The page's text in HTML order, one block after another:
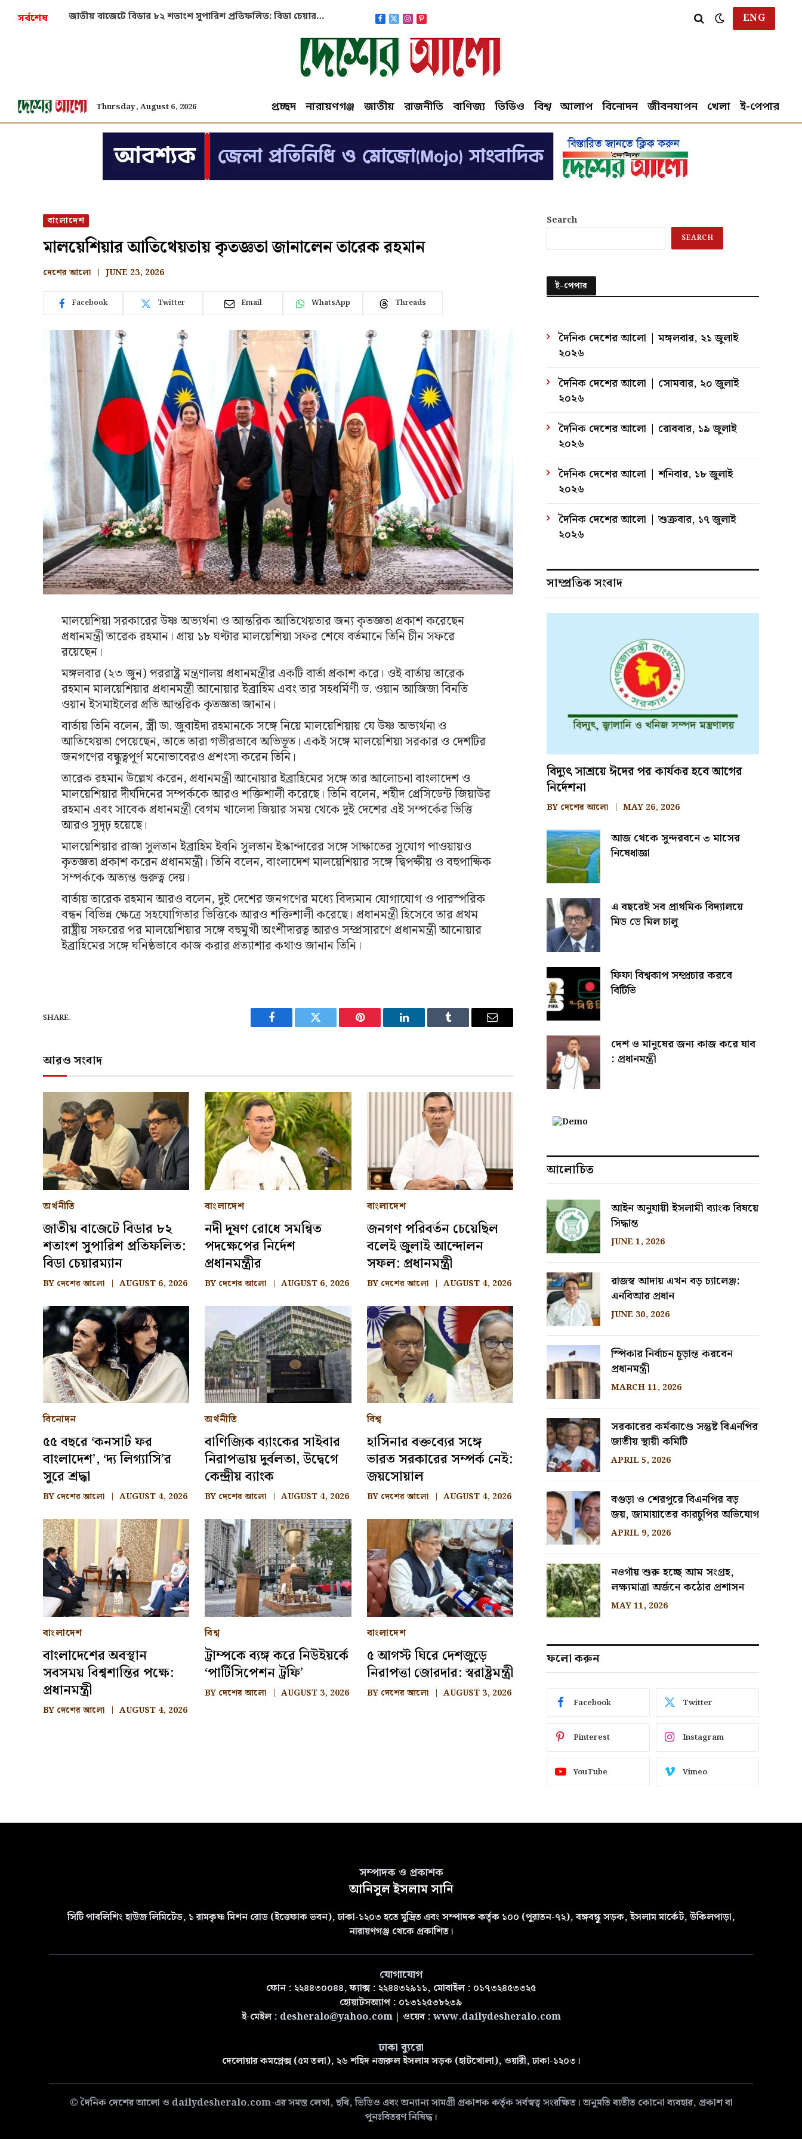
সর্বশেষ নারায়ণগঞ্জে ছাত্রদল-শিবির সংঘর্ষ, আহত ৫
Facebook
X
(Twitter)
Instagram
Pinterest ENG
Thursday, August 6, 2026 প্রচ্ছদ নারায়ণগঞ্জ জাতীয় রাজনীতি বাণিজ্য ভিডিও বিশ্ব আলাপ বিনোদন জীবনযাপন খেলা ই-পেপার
বাংলাদেশ
মালয়েশিয়ার আতিথেয়তায় কৃতজ্ঞতা জানালেন তারেক রহমান
দেশের আলো JUNE 23, 2026
Facebook Twitter Email WhatsApp Threads
মালয়েশিয়া সরকারের উষ্ণ অভ্যর্থনা ও আন্তরিক আতিথেয়তার জন্য কৃতজ্ঞতা প্রকাশ করেছেন
প্রধানমন্ত্রী তারেক রহমান। প্রায় ১৮ ঘণ্টার মালয়েশিয়া সফর শেষে বর্তমানে তিনি চীন সফরে
রয়েছেন।
মঙ্গলবার (২৩ জুন) পররাষ্ট্র মন্ত্রণালয় প্রধানমন্ত্রীর একটি বার্তা প্রকাশ করে। ওই বার্তায় তারেক
রহমান মালয়েশিয়ার প্রধানমন্ত্রী আনোয়ার ইব্রাহিম এবং তার সহধর্মিণী ড. ওয়ান আজিজা বিনতি
ওয়ান ইসমাইলের প্রতি আন্তরিক কৃতজ্ঞতা জানান।
বার্তায় তিনি বলেন, স্ত্রী ডা. জুবাইদা রহমানকে সঙ্গে নিয়ে মালয়েশিয়ায় যে উষ্ণ অভ্যর্থনা ও
আতিথেয়তা পেয়েছেন, তাতে তারা গভীরভাবে অভিভূত। একই সঙ্গে মালয়েশিয়া সরকার ও দেশটির
জনগণের বন্ধুত্বপূর্ণ মনোভাবেরও প্রশংসা করেন তিনি।
তারেক রহমান উল্লেখ করেন, প্রধানমন্ত্রী আনোয়ার ইব্রাহিমের সঙ্গে তার আলোচনা বাংলাদেশ ও
মালয়েশিয়ার দীর্ঘদিনের সম্পর্ককে আরও শক্তিশালী করেছে। তিনি বলেন, শহীদ প্রেসিডেন্ট জিয়াউর
রহমান এবং সাবেক প্রধানমন্ত্রী বেগম খালেদা জিয়ার সময় থেকে দুই দেশের এই সম্পর্কের ভিত্তি
আরও সুদৃঢ় হয়েছে।
মালয়েশিয়ার রাজা সুলতান ইব্রাহিম ইবনি সুলতান ইস্কান্দারের সঙ্গে সাক্ষাতের সুযোগ পাওয়ায়ও
কৃতজ্ঞতা প্রকাশ করেন প্রধানমন্ত্রী। তিনি বলেন, বাংলাদেশ মালয়েশিয়ার সঙ্গে দ্বিপক্ষীয় ও বহুপাক্ষিক
সম্পর্ককে অত্যন্ত গুরুত্ব দেয়।
বার্তায় তারেক রহমান আরও বলেন, দুই দেশের জনগণের মধ্যে বিদ্যমান যোগাযোগ ও পারস্পরিক
বন্ধন বিভিন্ন ক্ষেত্রে সহযোগিতার ভিত্তিকে আরও শক্তিশালী করেছে। প্রধানমন্ত্রী হিসেবে তার প্রথম
রাষ্ট্রীয় সফরের পর মালয়েশিয়ার সঙ্গে বহুমুখী অংশীদারত্ব আরও সম্প্রসারণে প্রধানমন্ত্রী আনোয়ার
ইব্রাহিমের সঙ্গে ঘনিষ্ঠভাবে কাজ করার প্রত্যাশার কথাও জানান তিনি।
SHARE.
Facebook Twitter Pinterest LinkedIn Tumblr Email
আরও সংবাদ
অর্থনীতি
জাতীয় বাজেটে বিডার ৮২
শতাংশ সুপারিশ প্রতিফলিত:
বিডা চেয়ারম্যান
BY দেশের আলো AUGUST 6, 2026
বাংলাদেশ
নদী দূষণ রোধে সমন্বিত
পদক্ষেপের নির্দেশ
প্রধানমন্ত্রীর
BY দেশের আলো AUGUST 6, 2026
বাংলাদেশ
জনগণ পরিবর্তন চেয়েছিল
বলেই জুলাই আন্দোলন
সফল: প্রধানমন্ত্রী
BY দেশের আলো AUGUST 4, 2026
বিনোদন
৫৫ বছরে ‘কনসার্ট ফর
বাংলাদেশ’, ‘দ্য লিগ্যাসি’র
সুরে শ্রদ্ধা
BY দেশের আলো AUGUST 4, 2026
অর্থনীতি
বাণিজ্যিক ব্যাংকের সাইবার
নিরাপত্তায় দুর্বলতা, উদ্বেগে
কেন্দ্রীয় ব্যাংক
BY দেশের আলো AUGUST 4, 2026
বিশ্ব
হাসিনার বক্তব্যের সঙ্গে
ভারত সরকারের সম্পর্ক নেই:
জয়সোয়াল
BY দেশের আলো AUGUST 4, 2026
বাংলাদেশ
বাংলাদেশের অবস্থান
সবসময় বিশ্বশান্তির পক্ষে:
প্রধানমন্ত্রী
BY দেশের আলো AUGUST 4, 2026
বিশ্ব
ট্রাম্পকে ব্যঙ্গ করে নিউইয়র্কে
‘পার্টিসিপেশন ট্রফি’
BY দেশের আলো AUGUST 3, 2026
বাংলাদেশ
৫ আগস্ট ঘিরে দেশজুড়ে
নিরাপত্তা জোরদার: স্বরাষ্ট্রমন্ত্রী
BY দেশের আলো AUGUST 3, 2026
Search
SEARCH
ই-পেপার
দৈনিক দেশের আলো | মঙ্গলবার, ২১ জুলাই
২০২৬
দৈনিক দেশের আলো | সোমবার, ২০ জুলাই
২০২৬
দৈনিক দেশের আলো | রোববার, ১৯ জুলাই
২০২৬
দৈনিক দেশের আলো | শনিবার, ১৮ জুলাই
২০২৬
দৈনিক দেশের আলো | শুক্রবার, ১৭ জুলাই
২০২৬
সাম্প্রতিক সংবাদ
বিদ্যুৎ সাশ্রয়ে ঈদের পর কার্যকর হবে আগের
নির্দেশনা
BY দেশের আলো MAY 26, 2026
আজ থেকে সুন্দরবনে ৩ মাসের
নিষেধাজ্ঞা
এ বছরেই সব প্রাথমিক বিদ্যালয়ে
মিড ডে মিল চালু
ফিফা বিশ্বকাপ সম্প্রচার করবে
বিটিভি
দেশ ও মানুষের জন্য কাজ করে যাব
: প্রধানমন্ত্রী
আলোচিত
আইন অনুযায়ী ইসলামী ব্যাংক বিষয়ে
সিদ্ধান্ত
JUNE 1, 2026
রাজস্ব আদায় এখন বড় চ্যালেঞ্জ:
এনবিআর প্রধান
JUNE 30, 2026
স্পিকার নির্বাচন চূড়ান্ত করবেন
প্রধানমন্ত্রী
MARCH 11, 2026
সরকারের কর্মকাণ্ডে সন্তুষ্ট বিএনপির
জাতীয় স্থায়ী কমিটি
APRIL 5, 2026
বগুড়া ও শেরপুরে বিএনপির বড়
জয়, জামায়াতের কারচুপির অভিযোগ
APRIL 9, 2026
নওগাঁয় শুরু হচ্ছে আম সংগ্রহ,
লক্ষ্যমাত্রা অর্জনে কঠোর প্রশাসন
MAY 11, 2026
ফলো করুন
Facebook Twitter
Pinterest Instagram
YouTube Vimeo
সম্পাদক ও প্রকাশক
আনিসুল ইসলাম সানি
সিটি পাবলিশিং হাউজ লিমিটেড, ১ রামকৃষ্ণ মিশন রোড (ইত্তেফাক ভবন), ঢাকা-১২০৩ হতে মুদ্রিত এবং সম্পাদক কর্তৃক ১০০ (পুরাতন-৭২), বঙ্গবন্ধু সড়ক, ইসলাম মার্কেট, উকিলপাড়া,
নারায়ণগঞ্জ থেকে প্রকাশিত।
যোগাযোগ
ফোন : ২২৪৪৩০০৪৪, ফ্যাক্স : ২২৪৪৩২৯১১, মোবাইল : ০১৭৩২৪৫৩৩২৫
হোয়াটসঅ্যাপ : ০১৩১২৫৩৮২৩৯
ই-মেইল : desheralo@yahoo.com| ওয়েব : www.dailydesheralo.com
ঢাকা ব্যুরো
দেলোয়ার কমপ্লেক্স (৫ম তলা), ২৬ শহিদ নজরুল ইসলাম সড়ক (হাটখোলা), ওয়ারী, ঢাকা-১২০৩।
© দৈনিক দেশের আলো ও dailydesheralo.com-এর সমস্ত লেখা, ছবি, ভিডিও এবং অন্যান্য সামগ্রী প্রকাশক কর্তৃক সর্বস্বত্ব সংরক্ষিত। অনুমতি ব্যতীত কোনো ব্যবহার, প্রকাশ বা
পুনঃবিতরণ নিষিদ্ধ।